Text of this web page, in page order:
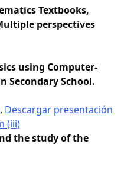
Textbooks,
perspectives
using Computer-
Secondary School.
, Descargar presentación
(iii)
the study of the